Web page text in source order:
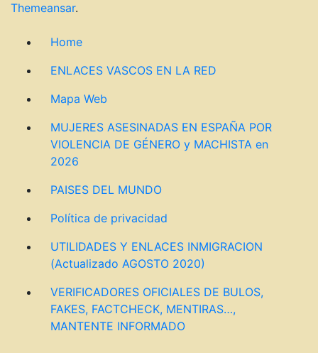
Themeansar.
Home
ENLACES VASCOS EN LA RED
Mapa Web
MUJERES ASESINADAS EN ESPAÑA POR
VIOLENCIA DE GÉNERO y MACHISTA en
2026
PAISES DEL MUNDO
Política de privacidad
UTILIDADES Y ENLACES INMIGRACION
(Actualizado AGOSTO 2020)
VERIFICADORES OFICIALES DE BULOS,
FAKES, FACTCHECK, MENTIRAS…,
MANTENTE INFORMADO